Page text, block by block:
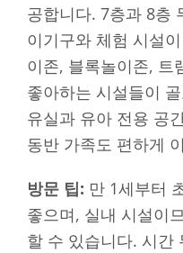
공합니다. 7층과 8층
이기구와 체험 시설
이존, 블록놀이존, 트
좋아하는 시설들이
유실과 유아 전용 공
동반 가족도 편하게
방문 팁: 만 1세부터
좋으며, 실내 시설이
할 수 있습니다. 시간